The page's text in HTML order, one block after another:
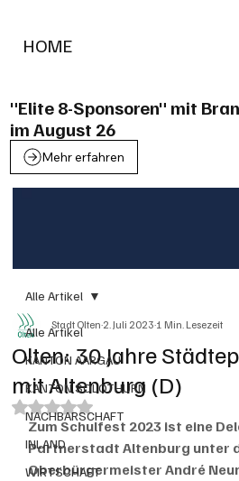
HOME
"Elite 8-Sponsoren" mit
im August 26
Mehr erfahren
Alle Artikel
KANTON AARGAU
KANTON SOLOTHURN
NACHBARSCHAFT
INLAND
WIRTSCHAFT
Alle Artikel
Olten: 30 Jahre
mit Altenburg (D)
Stadt Olten2. Juli 20231 Min. Lesezeit
Mit NaN von 5 Sternen bewertet.
Zum Schulfest 2023 ist eine
Partnerstadt Altenburg unter
Oberbürgermeister André